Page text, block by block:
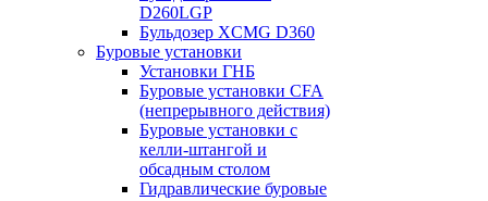
D260LGP
Бульдозер XCMG D360
Буровые установки
Установки ГНБ
Буровые установки CFA
(непрерывного действия)
Буровые установки с
келли-штангой и
обсадным столом
Гидравлические буровые